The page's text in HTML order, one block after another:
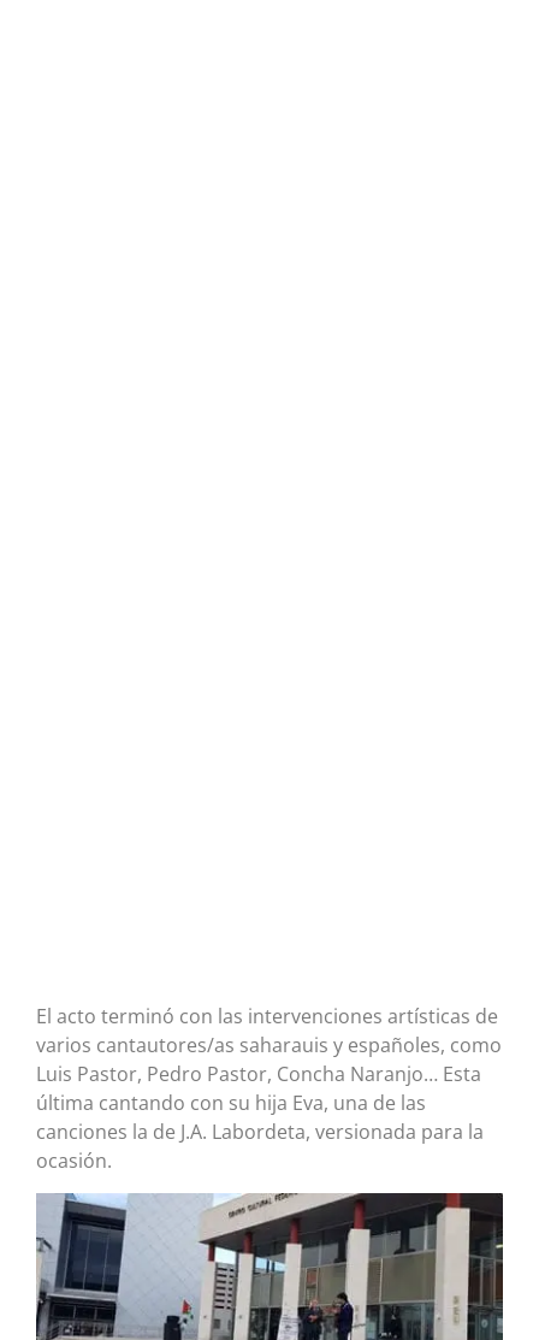
El acto terminó con las intervenciones artísticas de
varios cantautores/as saharauis y españoles, como
Luis Pastor, Pedro Pastor, Concha Naranjo… Esta
última cantando con su hija Eva, una de las
canciones la de J.A. Labordeta, versionada para la
ocasión.